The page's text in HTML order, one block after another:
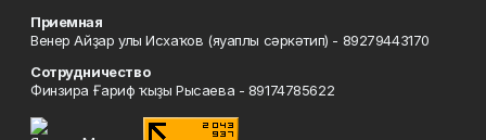
Приемная
Венер Айҙар улы Исхаҡов (яуаплы сәркәтип) - 89279443170
Сотрудничество
Финзира Ғариф ҡыҙы Рысаева - 89174785622